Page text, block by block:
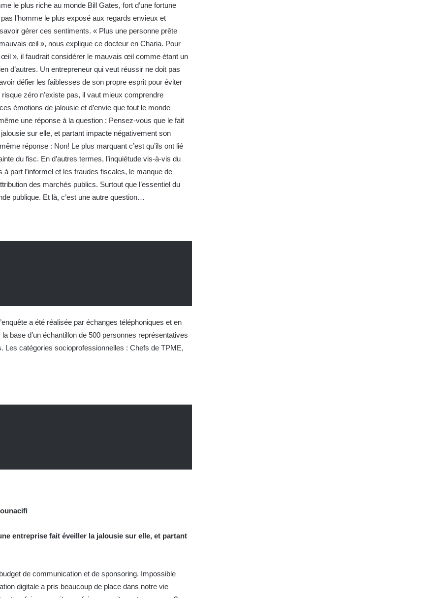
le plus riche au monde Bill Gates, fort d’une fortune
l’homme le plus exposé aux regards envieux et
gérer ces sentiments. « Plus une personne prête
œil », nous explique ce docteur en Charia. Pour
», il faudrait considérer le mauvais œil comme étant un
d’autres. Un entrepreneur qui veut réussir ne doit pas
défier les faiblesses de son propre esprit pour éviter
zéro n’existe pas, il vaut mieux comprendre
émotions de jalousie et d’envie que tout le monde
une réponse à la question : Pensez-vous que le fait
sur elle, et partant impacte négativement son
réponse : Non! Le plus marquant c’est qu’ils ont lié
du fisc. En d’autres termes, l’inquiétude vis-à-vis du
part l’informel et les fraudes fiscales, le manque de
des marchés publics. Surtout que l’essentiel du
publique. Et là, c’est une autre question…
a été réalisée par échanges téléphoniques et en
base d’un échantillon de 500 personnes représentatives
Les catégories socioprofessionnelles : Chefs de TPME,
entreprise fait éveiller la jalousie sur elle, et partant
de communication et de sponsoring. Impossible
digitale a pris beaucoup de place dans notre vie